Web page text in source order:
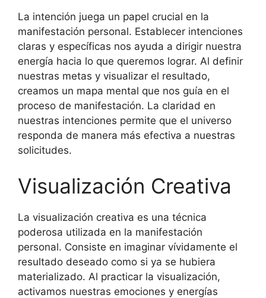
La intención juega un papel crucial en la
manifestación personal. Establecer intenciones
claras y específicas nos ayuda a dirigir nuestra
energía hacia lo que queremos lograr. Al definir
nuestras metas y visualizar el resultado,
creamos un mapa mental que nos guía en el
proceso de manifestación. La claridad en
nuestras intenciones permite que el universo
responda de manera más efectiva a nuestras
solicitudes.
Visualización Creativa
La visualización creativa es una técnica
poderosa utilizada en la manifestación
personal. Consiste en imaginar vívidamente el
resultado deseado como si ya se hubiera
materializado. Al practicar la visualización,
activamos nuestras emociones y energías